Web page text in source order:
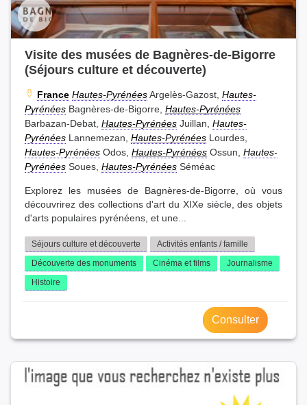
Visite des musées de Bagnères-de-Bigorre
(Séjours culture et découverte)
France Hautes-PyrénéesArgelès-Gazost, Hautes-
Pyrénées Bagnères-de-Bigorre, Hautes-Pyrénées
Barbazan-Debat, Hautes-Pyrénées Juillan, Hautes-
Pyrénées Lannemezan, Hautes-Pyrénées Lourdes,
Hautes-Pyrénées Odos, Hautes-Pyrénées Ossun, Hautes-
Pyrénées Soues, Hautes-Pyrénées Séméac
Explorez les musées de Bagnères-de-Bigorre, où vous
découvrirez des collections d'art du XIXe siècle, des objets
d'arts populaires pyrénéens, et une...
Séjours culture et découverte
Activités enfants / famille
Découverte des monuments
Cinéma et films
Journalisme
Histoire
Consulter